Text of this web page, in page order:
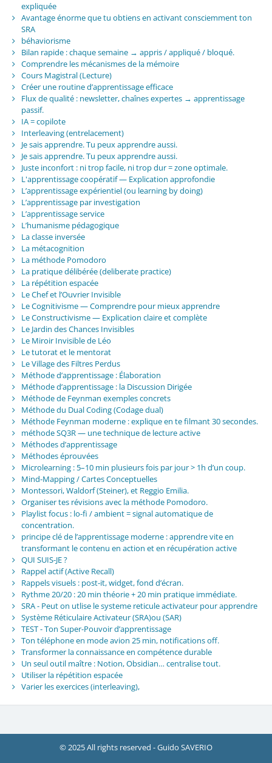
expliquée
Avantage énorme que tu obtiens en activant consciemment ton
SRA
béhaviorisme
Bilan rapide : chaque semaine → appris / appliqué / bloqué.
Comprendre les mécanismes de la mémoire
Cours Magistral (Lecture)
Créer une routine d’apprentissage efficace
Flux de qualité : newsletter, chaînes expertes → apprentissage
passif.
IA = copilote
Interleaving (entrelacement)
Je sais apprendre. Tu peux apprendre aussi.
Je sais apprendre. Tu peux apprendre aussi.
Juste inconfort : ni trop facile, ni trop dur = zone optimale.
L'apprentissage coopératif — Explication approfondie
L’apprentissage expérientiel (ou learning by doing)
L’apprentissage par investigation
L’apprentissage service
L’humanisme pédagogique
La classe inversée
La métacognition
La méthode Pomodoro
La pratique délibérée (deliberate practice)
La répétition espacée
Le Chef et l’Ouvrier Invisible
Le Cognitivisme — Comprendre pour mieux apprendre
Le Constructivisme — Explication claire et complète
Le Jardin des Chances Invisibles
Le Miroir Invisible de Léo
Le tutorat et le mentorat
Le Village des Filtres Perdus
Méthode d’apprentissage : Élaboration
Méthode d’apprentissage : la Discussion Dirigée
Méthode de Feynman exemples concrets
Méthode du Dual Coding (Codage dual)
Méthode Feynman moderne : explique en te filmant 30 secondes.
méthode SQ3R — une technique de lecture active
Méthodes d’apprentissage
Méthodes éprouvées
Microlearning : 5–10 min plusieurs fois par jour > 1h d’un coup.
Mind-Mapping / Cartes Conceptuelles
Montessori, Waldorf (Steiner), et Reggio Emilia.
Organiser tes révisions avec la méthode Pomodoro.
Playlist focus : lo-fi / ambient = signal automatique de
concentration.
principe clé de l’apprentissage moderne : apprendre vite en
transformant le contenu en action et en récupération active
QUI SUIS-JE ?
Rappel actif (Active Recall)
Rappels visuels : post-it, widget, fond d’écran.
Rythme 20/20 : 20 min théorie + 20 min pratique immédiate.
SRA - Peut on utlise le systeme reticule activateur pour apprendre
Système Réticulaire Activateur (SRA)ou (SAR)
TEST - Ton Super-Pouvoir d’apprentissage
Ton téléphone en mode avion 25 min, notifications off.
Transformer la connaissance en compétence durable
Un seul outil maître : Notion, Obsidian… centralise tout.
Utiliser la répétition espacée
Varier les exercices (interleaving),
© 2025 All rights reserved - Guido SAVERIO